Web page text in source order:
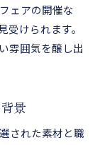
ェアの開催な
受けられます。
雰囲気を醸し出
景
された素材と職